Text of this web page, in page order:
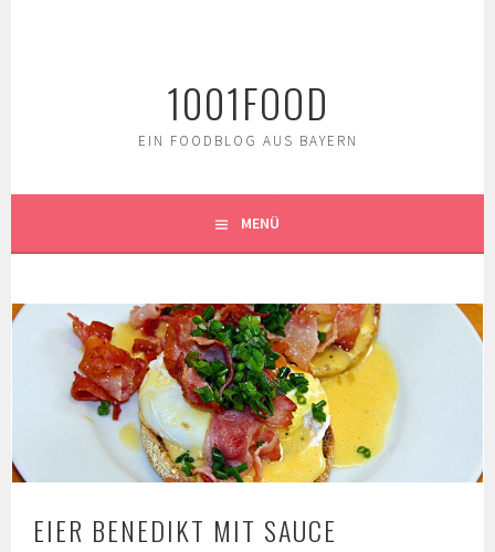
1001FOOD
EIN FOODBLOG AUS BAYERN
MENÜ
EIER BENEDIKT MIT SAUCE